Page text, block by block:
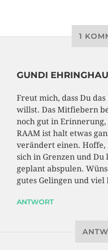
1
GUNDI
Freut mich, dass Du
willst. Das Mitfiebern
noch gut in
RAAM ist halt etwas
verändert einen. Hoffe,
sich in Grenzen und
geplant abspulen.
gutes Gelingen und viel
ANTWORT